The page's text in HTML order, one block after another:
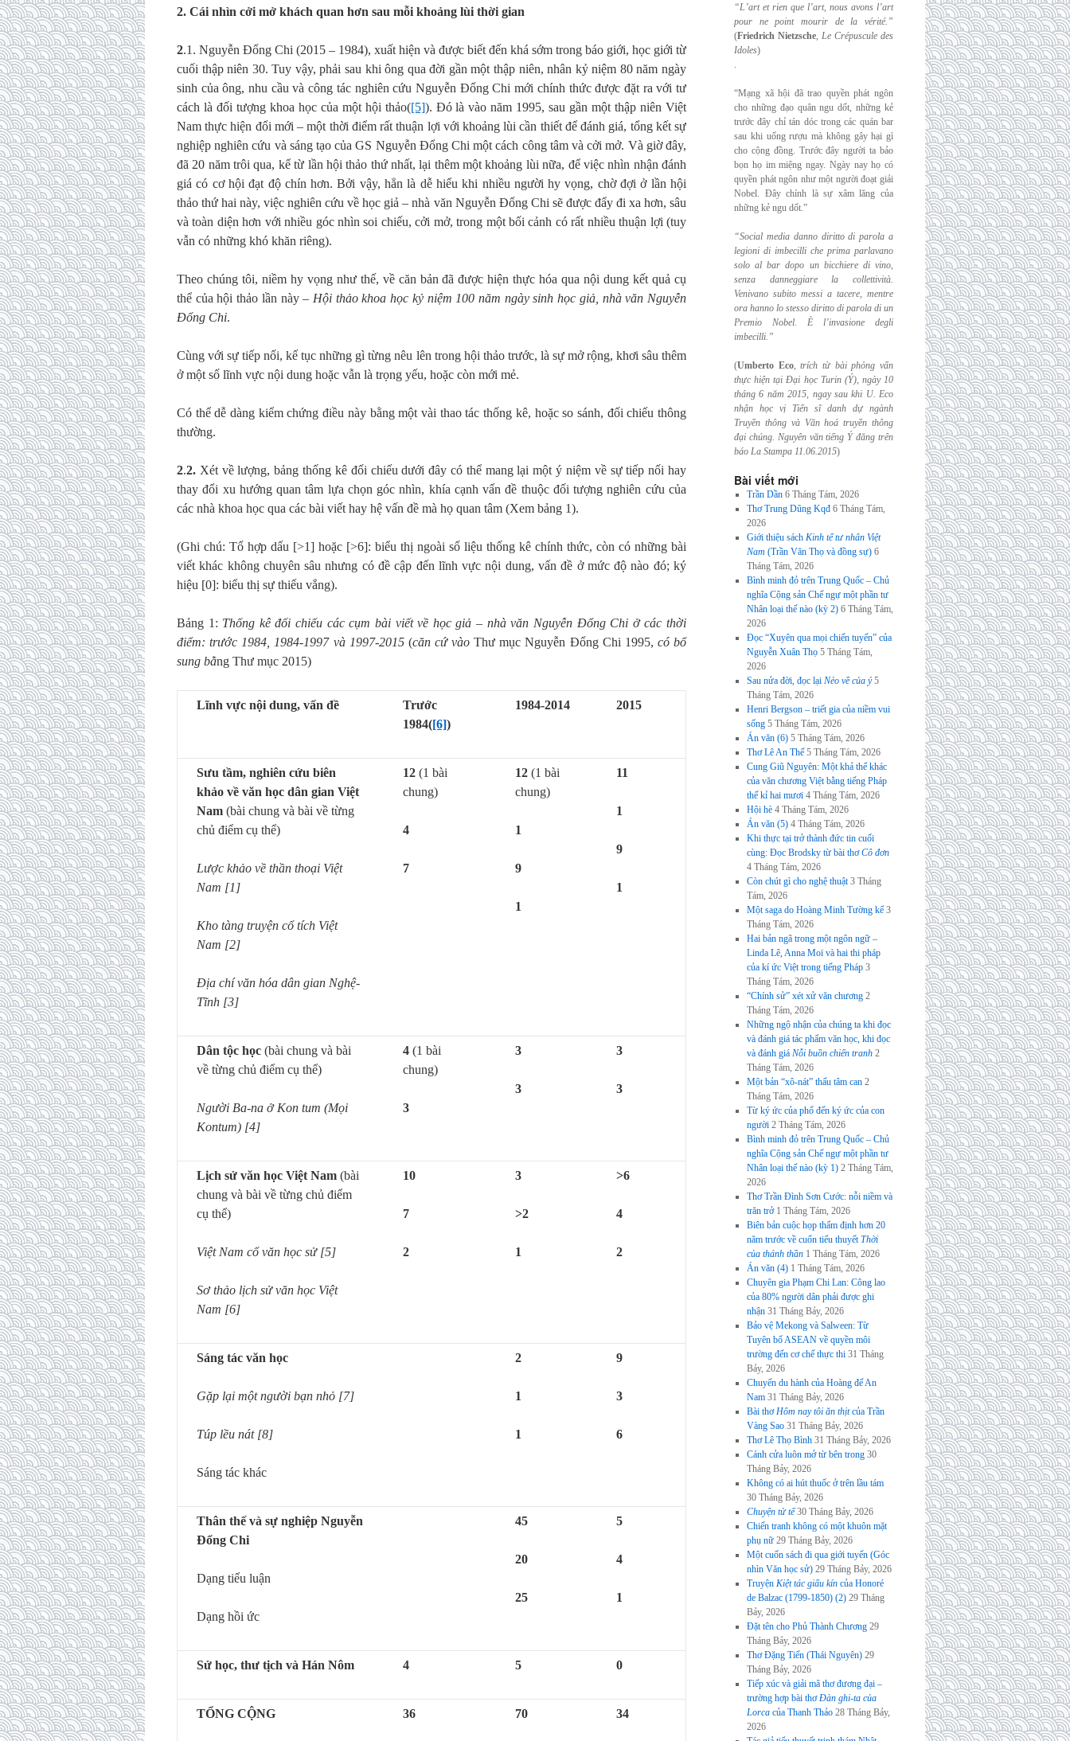
2. Cái nhìn cởi mở khách quan hơn sau mỗi khoảng lùi thời gian
2.1. Nguyễn Đổng Chi (2015 – 1984), xuất hiện và được biết đến khá sớm trong báo giới, học giới từ
cuối thập niên 30. Tuy vậy, phải sau khi ông qua đời gần một thập niên, nhân kỷ niệm 80 năm ngày
sinh của ông, nhu cầu và công tác nghiên cứu Nguyễn Đổng Chi mới chính thức được đặt ra với tư
cách là đối tượng khoa học của một hội thảo([5]). Đó là vào năm 1995, sau gần một thập niên Việt
Nam thực hiện đổi mới – một thời điểm rất thuận lợi với khoảng lùi cần thiết để đánh giá, tổng kết sự
nghiệp nghiên cứu và sáng tạo của GS Nguyễn Đổng Chi một cách công tâm và cởi mở. Và giờ đây,
đã 20 năm trôi qua, kể từ lần hội thảo thứ nhất, lại thêm một khoảng lùi nữa, để việc nhìn nhận đánh
giá có cơ hội đạt độ chín hơn. Bởi vậy, hẳn là dễ hiểu khi nhiều người hy vọng, chờ đợi ở lần hội
thảo thứ hai này, việc nghiên cứu về học giả – nhà văn Nguyễn Đổng Chi sẽ được đẩy đi xa hơn, sâu
và toàn diện hơn với nhiều góc nhìn soi chiếu, cởi mở, trong một bối cảnh có rất nhiều thuận lợi (tuy
vẫn có những khó khăn riêng).
Theo chúng tôi, niềm hy vọng như thế, về căn bản đã được hiện thực hóa qua nội dung kết quả cụ
thể của hội thảo lần này – Hội thảo khoa học kỷ niệm 100 năm ngày sinh học giả, nhà văn Nguyễn
Đổng Chi.
Cùng với sự tiếp nối, kế tục những gì từng nêu lên trong hội thảo trước, là sự mở rộng, khơi sâu thêm
ở một số lĩnh vực nội dung hoặc vẫn là trọng yếu, hoặc còn mới mẻ.
Có thể dễ dàng kiểm chứng điều này bằng một vài thao tác thống kê, hoặc so sánh, đối chiếu thông
thường.
2.2. Xét về lượng, bảng thống kê đối chiếu dưới đây có thể mang lại một ý niệm về sự tiếp nối hay
thay đổi xu hướng quan tâm lựa chọn góc nhìn, khía cạnh vấn đề thuộc đối tượng nghiên cứu của
các nhà khoa học qua các bài viết hay hệ vấn đề mà họ quan tâm (Xem bảng 1).
(Ghi chú: Tổ hợp dấu [>1] hoặc [>6]: biểu thị ngoài số liệu thống kê chính thức, còn có những bài
viết khác không chuyên sâu nhưng có đề cập đến lĩnh vực nội dung, vấn đề ở mức độ nào đó; ký
hiệu [0]: biểu thị sự thiếu vắng).
Bảng 1: Thống kê đối chiếu các cụm bài viết về học giả – nhà văn Nguyễn Đổng Chi ở các thời
điểm: trước 1984, 1984-1997 và 1997-2015 (căn cứ vàoThư mục Nguyễn Đổng Chi 1995, có bổ
sung bằng Thư mục 2015)
Lĩnh vực nội dung, vấn đề
Trước
1984([6])
1984-2014 2015
Sưu tầm, nghiên cứu biên
khảo về văn học dân gian Việt
Nam (bài chung và bài về từng
chủ điểm cụ thể)
Lược khảo về thần thoại Việt
Nam [1]
Kho tàng truyện cổ tích Việt
Nam [2]
Địa chí văn hóa dân gian Nghệ-
Tĩnh [3]
12 (1 bài
chung)
4
7
12 (1 bài
chung)
1
9
1
11
1
9
1
Dân tộc học (bài chung và bài
về từng chủ điểm cụ thể)
Người Ba-na ở Kon tum (Mọi
Kontum) [4]
4 (1 bài
chung)
3
3
3
3
3
Lịch sử văn học Việt Nam (bài
chung và bài về từng chủ điểm
cụ thể)
Việt Nam cổ văn học sử [5]
Sơ thảo lịch sử văn học Việt
Nam [6]
10
7
2
3
>2
1
>6
4
2
Sáng tác văn học
Gặp lại một người bạn nhỏ [7]
Túp lều nát [8]
Sáng tác khác
2
1
1
9
3
6
Thân thế và sự nghiệp Nguyễn
Đổng Chi
Dạng tiểu luận
Dạng hồi ức
45
20
25
5
4
1
Sử học, thư tịch và Hán Nôm 4 5 0
TỔNG CỘNG 36 70 34
“L’art et rien que l’art, nous avons l’art
pour ne point mourir de la vérité.”
(Friedrich Nietzsche, Le Crépuscule des
Idoles)
.
“Mạng xã hội đã trao quyền phát ngôn
cho những đạo quân ngu dốt, những kẻ
trước đây chỉ tán dóc trong các quán bar
sau khi uống rượu mà không gây hại gì
cho cộng đồng. Trước đây người ta bảo
bọn họ im miệng ngay. Ngày nay họ có
quyền phát ngôn như một người đoạt giải
Nobel. Đây chính là sự xâm lăng của
những kẻ ngu dốt.”
“Social media danno diritto di parola a
legioni di imbecilli che prima parlavano
solo albar dopo un bicchiere di vino,
senza danneggiare la collettività.
Venivano subito messi a tacere, mentre
ora hanno lo stesso diritto di parola di un
Premio Nobel. È l’invasione degli
imbecilli.”
(Umberto Eco,trích từ bài phỏng vấn
thực hiện tại Đại học Turin (Ý), ngày 10
tháng 6 năm 2015, ngay sau khi U. Eco
nhận học vị Tiến sĩ danh dự ngành
Truyền thông và Văn hoá truyền thông
đại chúng. Nguyên văn tiếng Ý đăng trên
báo La Stampa 11.06.2015)
Bài viết mới
Trần Dần 6 Tháng Tám, 2026
Thơ Trung Dũng Kqđ 6 Tháng Tám,
2026
Giới thiệu sách Kinh tế tư nhân Việt
Nam (Trần Văn Thọ và đồng sự) 6
Tháng Tám, 2026
Bình minh đỏ trên Trung Quốc – Chủ
nghĩa Cộng sản Chế ngự một phần tư
Nhân loại thế nào (kỳ 2) 6 Tháng Tám,
2026
Đọc “Xuyên qua mọi chiến tuyến” của
Nguyễn Xuân Thọ 5 Tháng Tám,
2026
Sau nửa đời, đọc lại Nẻo về của ý 5
Tháng Tám, 2026
Henri Bergson – triết gia của niềm vui
sống 5 Tháng Tám, 2026
Án văn (6) 5 Tháng Tám, 2026
Thơ Lê An Thế 5 Tháng Tám, 2026
Cung Giũ Nguyên: Một khả thể khác
của văn chương Việt bằng tiếng Pháp
thế kỉ hai mươi 4 Tháng Tám, 2026
Hội hè 4 Tháng Tám, 2026
Án văn (5) 4 Tháng Tám, 2026
Khi thực tại trở thành đức tin cuối
cùng: Đọc Brodsky từ bài thơCô đơn
4 Tháng Tám, 2026
Còn chút gì cho nghệ thuật 3 Tháng
Tám, 2026
Một saga do Hoàng Minh Tường kể 3
Tháng Tám, 2026
Hai bản ngã trong một ngôn ngữ –
Linda Lê, Anna Moï và hai thi pháp
của kí ức Việt trong tiếng Pháp 3
Tháng Tám, 2026
“Chính sử” xét xử văn chương 2
Tháng Tám, 2026
Những ngộ nhận của chúng ta khi đọc
và đánh giá tác phẩm văn học, khi đọc
và đánh giá Nỗi buồn chiến tranh 2
Tháng Tám, 2026
Một bản “xô-nát” thấu tâm can 2
Tháng Tám, 2026
Từ ký ức của phố đến ký ức của con
người 2 Tháng Tám, 2026
Bình minh đỏ trên Trung Quốc – Chủ
nghĩa Cộng sản Chế ngự một phần tư
Nhân loại thế nào (kỳ 1) 2 Tháng Tám,
2026
Thơ Trần Đình Sơn Cước: nỗi niềm và
trăn trở 1 Tháng Tám, 2026
Biên bản cuộc họp thẩm định hơn 20
năm trước về cuốn tiểu thuyếtThời
của thánh thần 1 Tháng Tám, 2026
Án văn (4) 1 Tháng Tám, 2026
Chuyên gia Phạm Chi Lan: Công lao
của 80% người dân phải được ghi
nhận 31 Tháng Bảy, 2026
Bảo vệ Mekong và Salween: Từ
Tuyên bố ASEAN về quyền môi
trường đến cơ chế thực thi 31 Tháng
Bảy, 2026
Chuyến du hành của Hoàng đế An
Nam 31 Tháng Bảy, 2026
Bài thơHôm nay tôi ăn thịtcủa Trần
Vàng Sao 31 Tháng Bảy, 2026
Thơ Lê Thọ Bình 31 Tháng Bảy, 2026
Cánh cửa luôn mở từ bên trong 30
Tháng Bảy, 2026
Không có ai hút thuốc ở trên lầu tám
30 Tháng Bảy, 2026
Chuyện tử tế 30 Tháng Bảy, 2026
Chiến tranh không có một khuôn mặt
phụ nữ 29 Tháng Bảy, 2026
Một cuốn sách đi qua giới tuyến (Góc
nhìn Văn học sử) 29 Tháng Bảy, 2026
Truyện Kiệt tác giấu kíncủa Honoré
de Balzac (1799-1850) (2) 29 Tháng
Bảy, 2026
Đặt tên cho Phủ Thành Chương 29
Tháng Bảy, 2026
Thơ Đặng Tiến (Thái Nguyên) 29
Tháng Bảy, 2026
Tiếp xúc và giải mã thơ đương đại –
trường hợp bài thơĐàn ghi-ta của
Lorcacủa Thanh Thảo 28 Tháng Bảy,
2026